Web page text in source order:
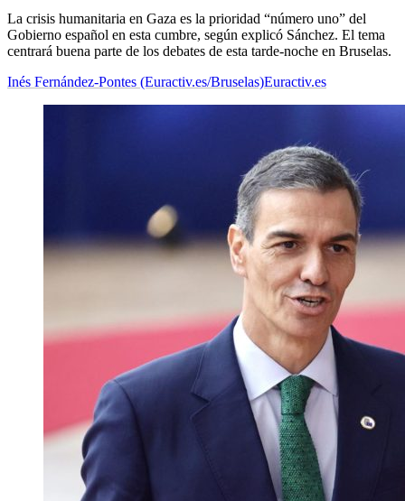
La crisis humanitaria en Gaza es la prioridad “número uno” del
Gobierno español en esta cumbre, según explicó Sánchez. El tema
centrará buena parte de los debates de esta tarde-noche en Bruselas.
Inés Fernández-Pontes (Euractiv.es/Bruselas)Euractiv.es